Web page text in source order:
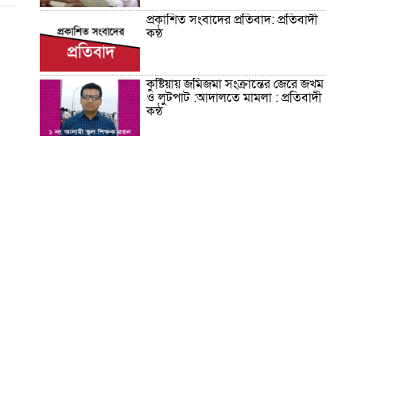
প্রকাশিত সংবাদের প্রতিবাদ: প্রতিবাদী
কন্ঠ
কুষ্টিয়ায় জমিজমা সংক্রান্তের জেরে জখম
ও লুটপাট :আদালতে মামলা : প্রতিবাদী
কন্ঠ